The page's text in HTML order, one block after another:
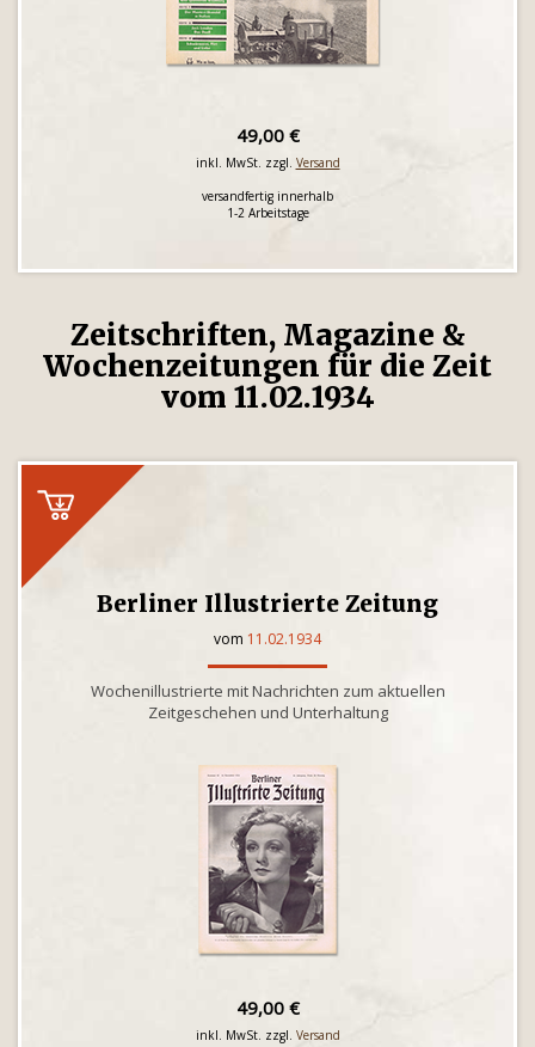
49,00 €
inkl. MwSt. zzgl. Versand
versandfertig innerhalb
1-2 Arbeitstage
Zeitschriften, Magazine &
Wochenzeitungen für die Zeit
vom 11.02.1934
Berliner Illustrierte Zeitung
vom 11.02.1934
Wochenillustrierte mit Nachrichten zum aktuellen
Zeitgeschehen und Unterhaltung
49,00 €
inkl. MwSt. zzgl. Versand